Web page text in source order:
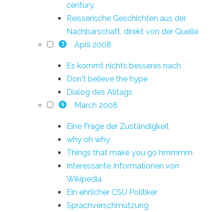
century.
Reisserische Geschichten aus der
Nachbarschaft, direkt von der Quelle
3 April 2008
Es kommt nichts besseres nach
Don't believe the hype
Dialog des Alltags
9 March 2008
Eine Frage der Zuständigkeit
why oh why
Things that make you go hmmmm
Interessante Informationen von
Wikipedia
Ein ehrlicher CSU Politiker
Sprachverschmutzung